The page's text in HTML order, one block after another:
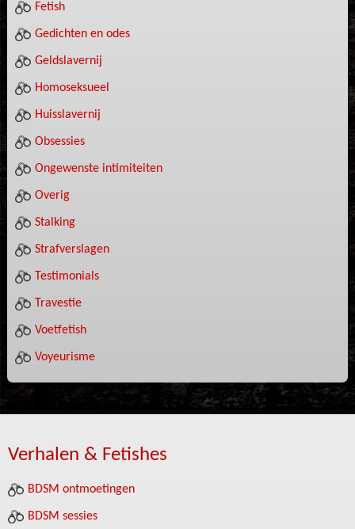
Fetish
Gedichten en odes
Geldslavernij
Homoseksueel
Huisslavernij
Obsessies
Ongewenste intimiteiten
Overig
Stalking
Strafverslagen
Testimonials
Travestie
Voetfetish
Voyeurisme
Verhalen & Fetishes
BDSM ontmoetingen
BDSM sessies